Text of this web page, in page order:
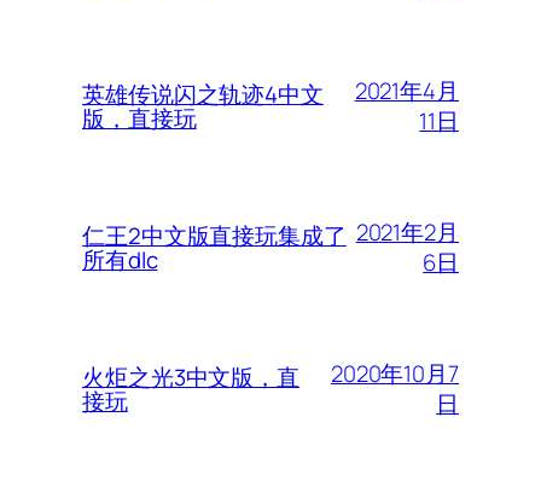
英雄传说闪之轨迹4中文
版，直接玩
2021年4月
11日
仁王2中文版直接玩集成了
所有dlc
2021年2月
6日
火炬之光3中文版，直
接玩
2020年10月7
日